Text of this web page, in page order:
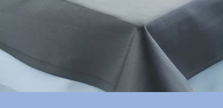
tenue impeccable dans le temps.
Avec notre service de location-entretien, vous
bénéficiez d'un linge toujours impeccable, livré et